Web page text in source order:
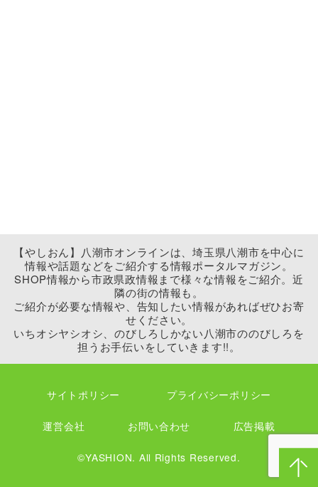
【やしおん】八潮市オンラインは、埼玉県八潮市を中心に
情報や話題などをご紹介する情報ポータルマガジン。
SHOP情報から市政県政情報まで様々な情報をご紹介。近
隣の街の情報も。
ご紹介が必要な情報や、告知したい情報があればぜひお寄
せください。
いちオシヤシオシ、のびしろしかない八潮市ののびしろを
担うお手伝いをしていきます!!。
サイトポリシー プライバシーポリシー
運営会社 お問い合わせ 広告掲載
©YASHION. All Rights Reserved.